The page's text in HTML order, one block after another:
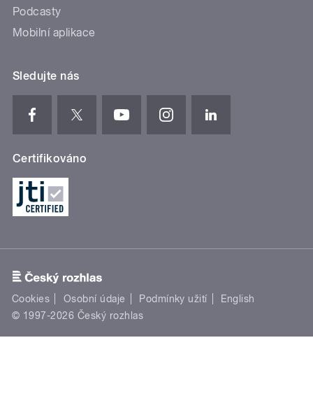
Podcasty
Mobilní aplikace
Sledujte nás
Certifikováno
Cookies Osobní údaje Podmínky užití
English
© 1997-2026 Český rozhlas